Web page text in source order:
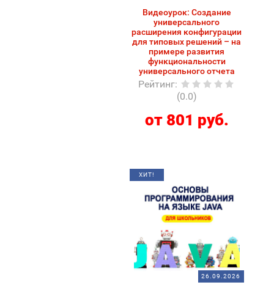
Видеоурок: Создание
универсального
расширения конфигурации
для типовых решений – на
примере развития
функциональности
универсального отчета
Рейтинг:
(0.0)
от 801 руб.
ХИТ!
26.09.2026